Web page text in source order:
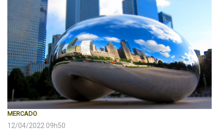
MERCADO
12/04/2022 09h50